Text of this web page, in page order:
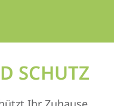
SCHUTZ